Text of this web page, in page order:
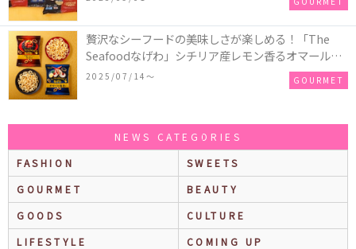
贅沢なシーフードの美味しさが楽しめる！「The
Seafoodなげわ」シチリア産レモン香るオマール海
老味、安曇野産わさび香るうに味が期間限定で新発
2025/07/14〜 GOURMET
NEWS CATEGORIES
FASHION
SWEETS
GOURMET
BEAUTY
GOODS
CULTURE
LIFESTYLE
COMING UP